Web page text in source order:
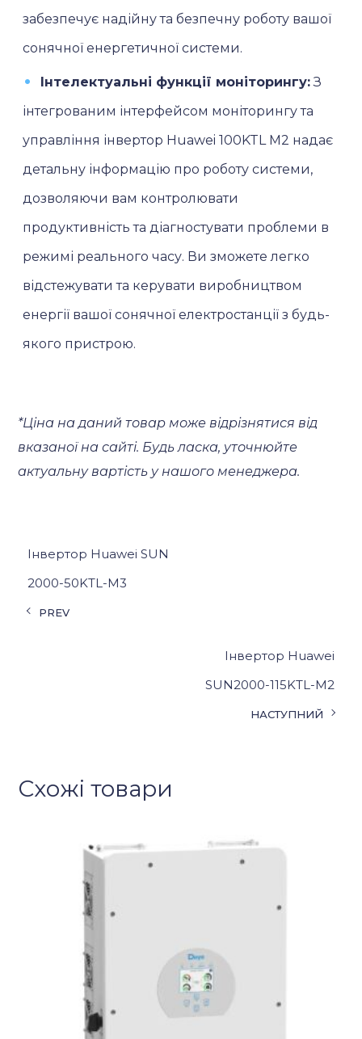
забезпечує надійну та безпечну роботу вашої
сонячної енергетичної системи.
Інтелектуальні функції моніторингу:З
інтегрованим інтерфейсом моніторингу та
управління інвертор Huawei 100KTL M2 надає
детальну інформацію про роботу системи,
дозволяючи вам контролювати
продуктивність та діагностувати проблеми в
режимі реального часу. Ви зможете легко
відстежувати та керувати виробництвом
енергії вашої сонячної електростанції з будь-
якого пристрою.
*Ціна на даний товар може відрізнятися від
вказаної на сайті. Будь ласка, уточнюйте
актуальну вартість у нашого менеджера.
Інвертор Huawei SUN
2000-50KTL-M3
PREV
Інвертор Huawei
SUN2000-115KTL-M2
НАСТУПНИЙ
Схожі товари